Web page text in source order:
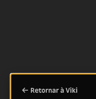
Retornar à Viki